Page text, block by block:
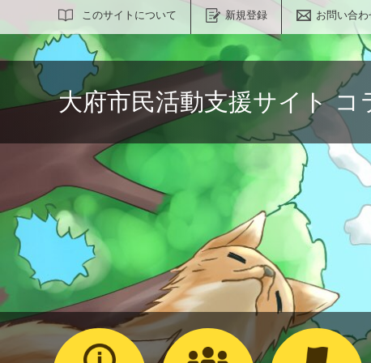
このサイトについて 新規登録 お問い合わ
サイト内検索
大府市民活動支援サイト コ